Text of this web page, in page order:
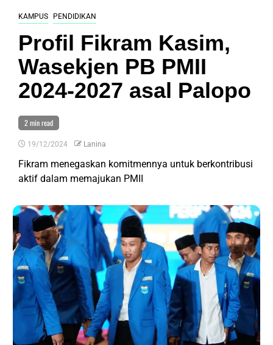
KAMPUS PENDIDIKAN
Profil Fikram Kasim,
Wasekjen PB PMII
2024-2027 asal Palopo
2 min read
19/12/2024 Lanina
Fikram menegaskan komitmennya untuk berkontribusi
aktif dalam memajukan PMII